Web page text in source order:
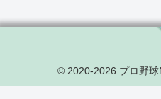
© 2020-2026 プロ野球